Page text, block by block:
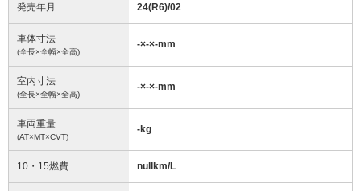
発売年月 24(R6)/02
車体寸法
(全長×全幅×全高)
-×-×-mm
室内寸法
(全長×全幅×全高)
-×-×-mm
車両重量
(AT×MT×CVT)
-kg
10・15燃費 nullkm/L